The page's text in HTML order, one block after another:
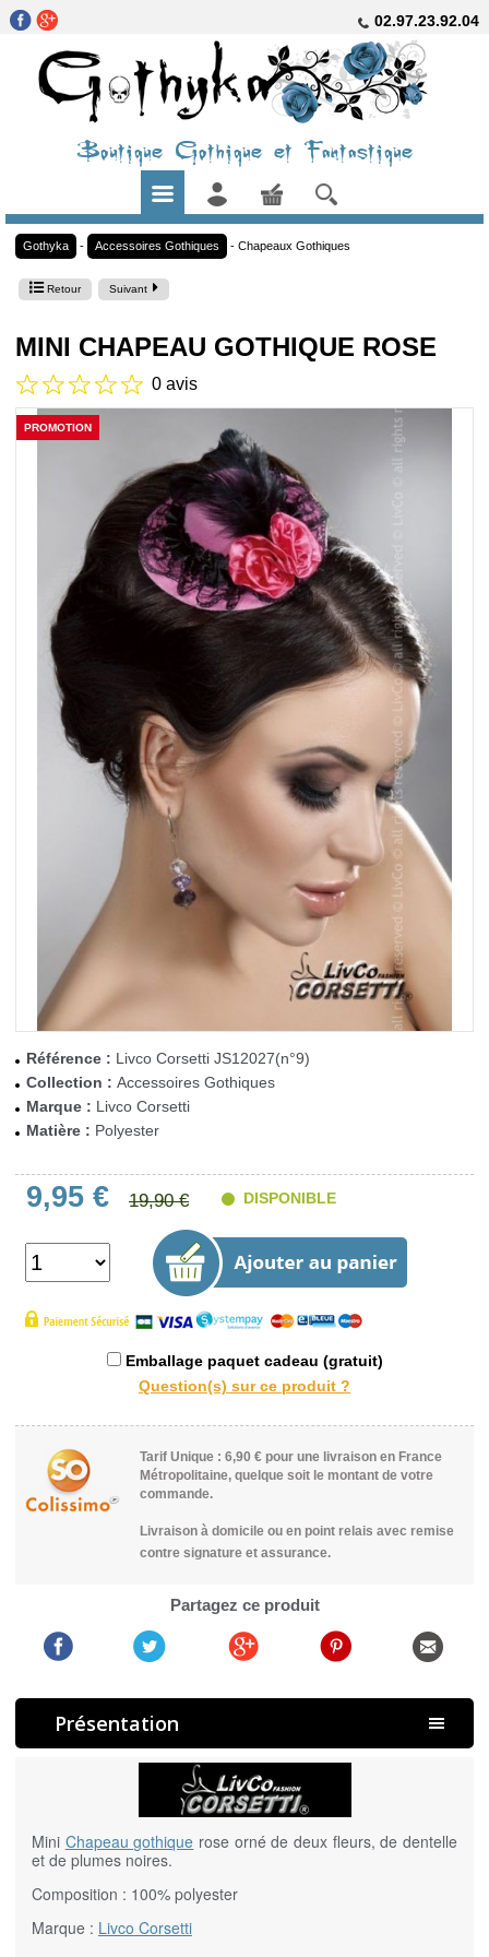
02.97.23.92.04
Boutique Gothique et Fantastique
Gothyka - Accessoires Gothiques - Chapeaux Gothiques
Retour Suivant
MINI CHAPEAU GOTHIQUE ROSE
0 avis
PROMOTION
Référence : Livco Corsetti JS12027(n°9)
Collection : Accessoires Gothiques
Marque : Livco Corsetti
Matière : Polyester
9,95 € 19,90 € DISPONIBLE
Emballage paquet cadeau (gratuit)
Tarif Unique : 6,90 € pour une livraison en France
Métropolitaine, quelque soit le montant de votre
commande.
Livraison à domicile ou en point relais avec remise
contre signature et assurance.
Partagez ce produit
Présentation
Mini Chapeau gothique rose orné de deux fleurs, de dentelle
et de plumes noires.
Composition : 100% polyester
Marque : Livco Corsetti